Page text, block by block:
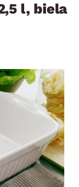
l, biela